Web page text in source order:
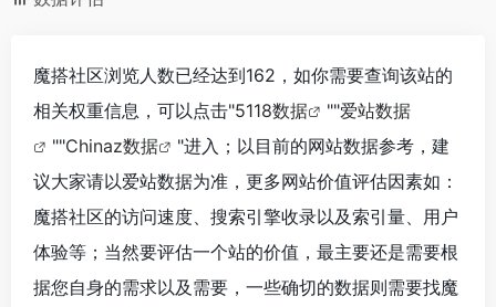
魔搭社区浏览人数已经达到162，如你需要查询该站的
相关权重信息，可以点击"5118数据 ""爱站数据
""Chinaz数据
"进入；以目前的网站数据参考，建
议大家请以爱站数据为准，更多网站价值评估因素如：
魔搭社区的访问速度、搜索引擎收录以及索引量、用户
体验等；当然要评估一个站的价值，最主要还是需要根
据您自身的需求以及需要，一些确切的数据则需要找魔